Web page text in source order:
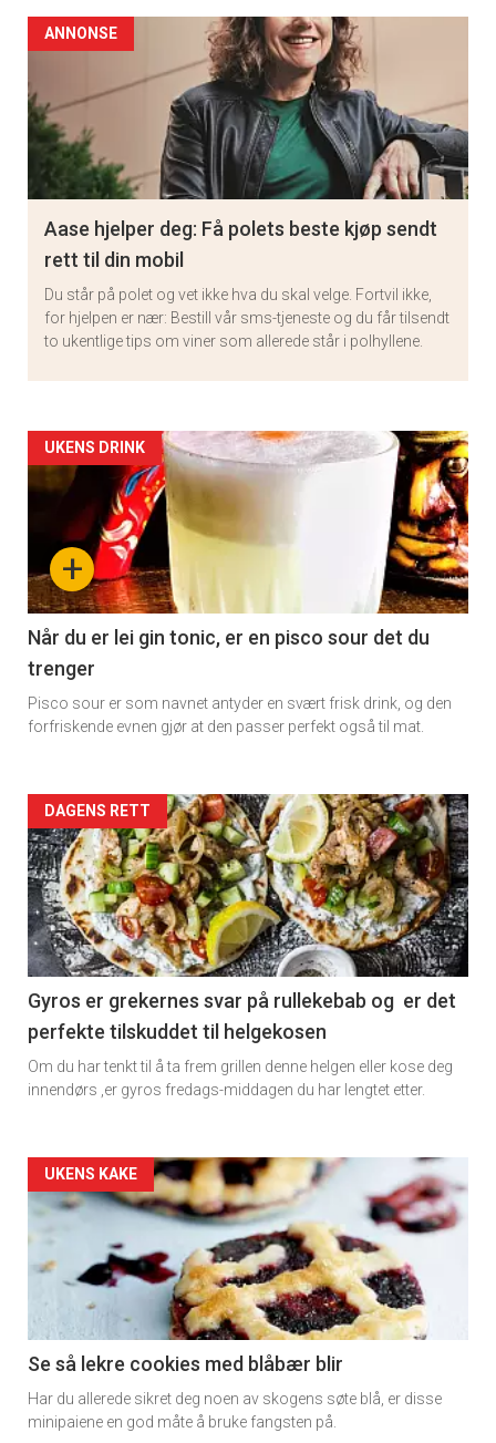
ANNONSE
Aase hjelper deg: Få polets beste kjøp sendt
rett til din mobil
Du står på polet og vet ikke hva du skal velge. Fortvil ikke,
for hjelpen er nær: Bestill vår sms-tjeneste og du får tilsendt
to ukentlige tips om viner som allerede står i polhyllene.
Artikler
detail
section
11
+
UKENS DRINK
Når du er lei gin tonic, er en pisco sour det du
trenger
Pisco sour er som navnet antyder en svært frisk drink, og den
forfriskende evnen gjør at den passer perfekt også til mat.
Artikler
detail
-
section
11
Dagens
rett
DAGENS RETT
Gyros er grekernes svar på rullekebab og er det
perfekte tilskuddet til helgekosen
Om du har tenkt til å ta frem grillen denne helgen eller kose deg
innendørs ,er gyros fredags-middagen du har lengtet etter.
Artikler
detail
-
section
11
Dagens
UKENS KAKE
Se så lekre cookies med blåbær blir
Har du allerede sikret deg noen av skogens søte blå, er disse
minipaiene en god måte å bruke fangsten på.